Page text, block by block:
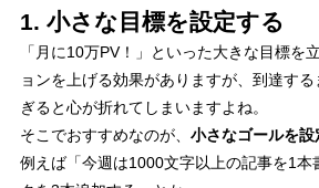
1. 小さな目標を設定する
「月に10万PV！」といった大きな目標を
ョンを上げる効果がありますが、到達す
ぎると心が折れてしまいますよね。
そこでおすすめなのが、 小さなゴールを設
例えば「今週は1000文字以上の記事を1本